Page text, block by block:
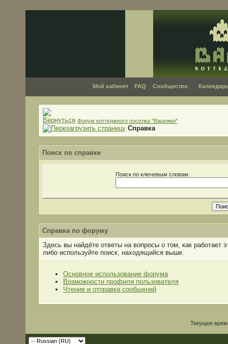
Мой кабинет FAQ Сообщество
Форум коттеджного поселка "Варежки"
Справка
Поиск по справке
Поиск по ключевым словам:
Справка по форуму
Здесь вы найдёте ответы на вопросы о том, как
либо используйте поиск, находящийся выше.
Основное использование форума
Возможности профиля пользователя
Чтение и отправка сообщений
Текущее